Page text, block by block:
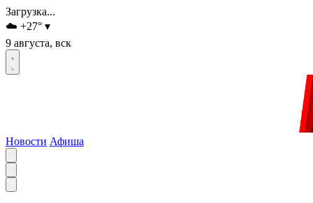
Загрузка...
☁️ +27° ▾
9 августа, вск
Новости Афиша